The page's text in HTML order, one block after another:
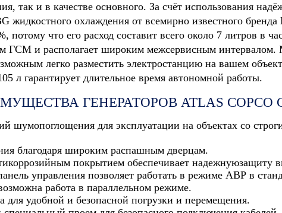
так и в качестве основного. За счёт использования
жидкостного охлаждения от всемирно известного
потому что его расход составит всего около 7 литров в
ГСМ и располагает широким межсервисным интервалом.
легко разместить электростанцию на вашем
л гарантирует длительное время автономной работы.
ГЕНЕРАТОРОВ ATLAS COPCO
шумопоглощения для эксплуатации на объектах со
благодаря широким распашным дверцам.
покрытием обеспечивает надежнуюзащиту
управления позволяет работать в режиме АВР в
работа в параллельном режиме.
для удобной и безопасной погрузки и перемещения.